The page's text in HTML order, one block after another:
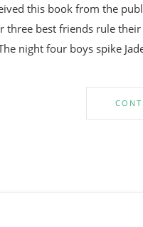
this book from the
three best friends rule
night four boys spike